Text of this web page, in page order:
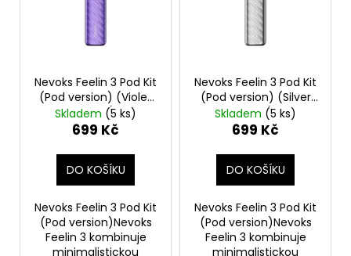
Nevoks Feelin 3 Pod Kit
(Pod version) (Violet
Purple)
Skladem (5 ks)
699 Kč
DO KOŠÍKU
Nevoks Feelin 3 Pod Kit
(Pod version)Nevoks
Feelin 3 kombinuje
minimalistickou
Nevoks Feelin 3 Pod Kit
(Pod version) (Silver
Lining)
Skladem (5 ks)
699 Kč
DO KOŠÍKU
Nevoks Feelin 3 Pod Kit
(Pod version)Nevoks
Feelin 3 kombinuje
minimalistickou